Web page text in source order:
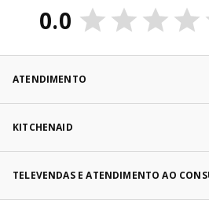
0.0
ATENDIMENTO
KITCHENAID
TELEVENDAS E ATENDIMENTO AO